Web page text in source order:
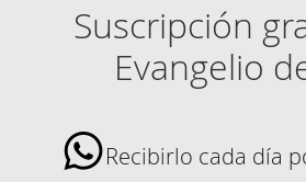
Suscripción
Evangelio
Recibirlo cada día